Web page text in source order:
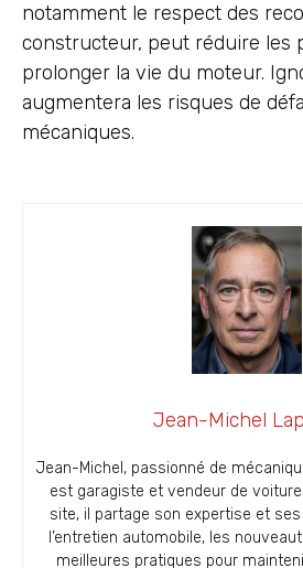
notamment le respect des
constructeur, peut réduire les
prolonger la vie du moteur.
augmentera les risques de
mécaniques.
Jean-Michel
Jean-Michel, passionné de
est garagiste et vendeur de
site, il partage son expertise et
l’entretien automobile, les
meilleures pratiques pour